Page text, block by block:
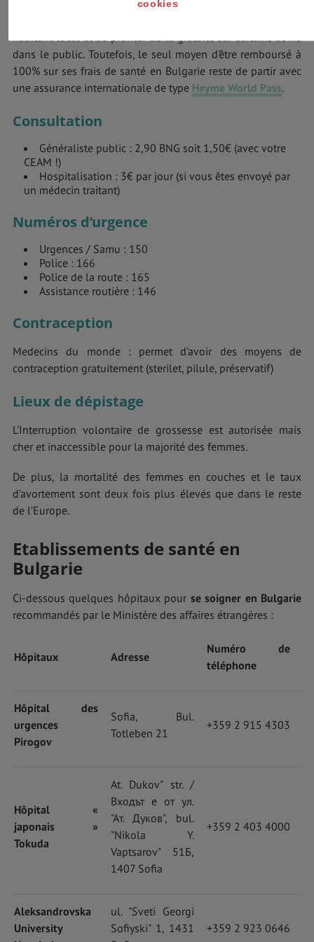
Vous devez impérativement vous rendre en Bulgarie avec
dans le public. Toutefois, le seul moyen d’être remboursé à
100% sur ses frais de santé en Bulgarie reste de partir avec
une assurance internationale de type Heyme World Pass.
Consultation
Généraliste public : 2,90 BNG soit 1,50€ (avec votre
CEAM !)
Hospitalisation : 3€ par jour (si vous êtes envoyé par
un médecin traitant)
Numéros d’urgence
Urgences / Samu : 150
Police : 166
Police de la route : 165
Assistance routière : 146
Contraception
Medecins du monde : permet d'avoir des moyens de
contraception gratuitement (sterilet, pilule, préservatif)
Lieux de dépistage
L'Interruption volontaire de grossesse est autorisée mais
cher et inaccessible pour la majorité des femmes.
De plus, la mortalité des femmes en couches et le taux
d’avortement sont deux fois plus élevés que dans le reste
de l’Europe.
Etablissements de santé en
Bulgarie
Ci-dessous quelques hôpitaux pour se soigner en Bulgarie
recommandés par le Ministère des affaires étrangères :
Hôpitaux Adresse
Numéro de
téléphone
Hôpital des
urgences
Pirogov
Sofia, Bul.
Totleben 21
+359 2 915 4303
Hôpital «
japonais »
Tokuda
At. Dukov" str. /
Входът е от ул.
"Ат. Дуков", bul.
"Nikola Y.
Vaptsarov" 51Б,
1407 Sofia
+359 2 403 4000
Aleksandrovska
University
ul. "Sveti Georgi
Sofiyski" 1, 1431
+359 2 923 0646
cookies